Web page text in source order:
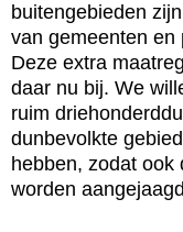
buitengebieden
van gemeenten en
Deze extra
daar nu bij. We
ruim
dunbevolkte
hebben, zodat ook
worden